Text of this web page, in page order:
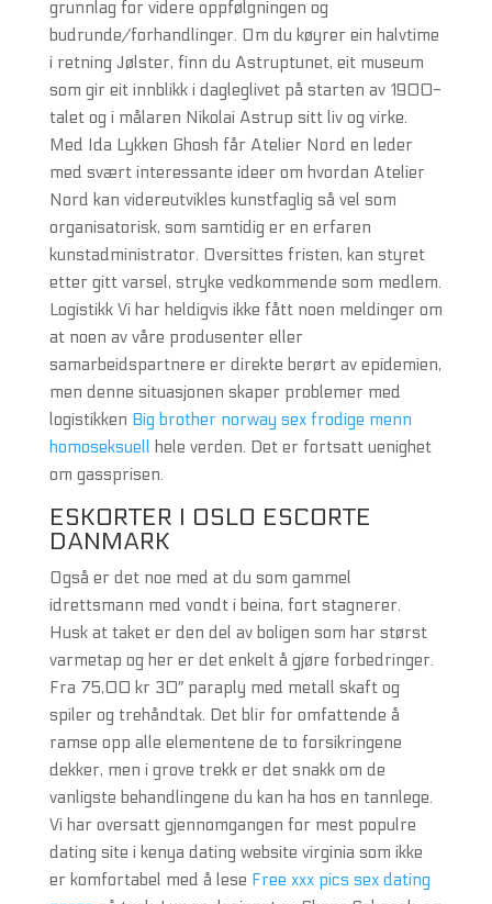
grunnlag for videre oppfølgningen og
budrunde/forhandlinger. Om du køyrer ein halvtime
i retning Jølster, finn du Astruptunet, eit museum
som gir eit innblikk i dagleglivet på starten av 1900-
talet og i målaren Nikolai Astrup sitt liv og virke.
Med Ida Lykken Ghosh får Atelier Nord en leder
med svært interessante ideer om hvordan Atelier
Nord kan videreutvikles kunstfaglig så vel som
organisatorisk, som samtidig er en erfaren
kunstadministrator. Oversittes fristen, kan styret
etter gitt varsel, stryke vedkommende som medlem.
Logistikk Vi har heldigvis ikke fått noen meldinger om
at noen av våre produsenter eller
samarbeidspartnere er direkte berørt av epidemien,
men denne situasjonen skaper problemer med
logistikken Big brother norway sex frodige menn
homoseksuell hele verden. Det er fortsatt uenighet
om gassprisen.
ESKORTER I OSLO ESCORTE
DANMARK
Også er det noe med at du som gammel
idrettsmann med vondt i beina, fort stagnerer.
Husk at taket er den del av boligen som har størst
varmetap og her er det enkelt å gjøre forbedringer.
Fra 75,00 kr 30″ paraply med metall skaft og
spiler og trehåndtak. Det blir for omfattende å
ramse opp alle elementene de to forsikringene
dekker, men i grove trekk er det snakk om de
vanligste behandlingene du kan ha hos en tannlege.
Vi har oversatt gjennomgangen for mest populre
dating site i kenya dating website virginia som ikke
er komfortabel med å lese Free xxx pics sex dating